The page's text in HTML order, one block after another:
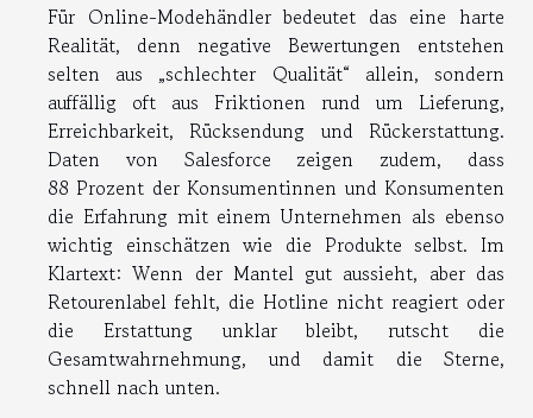
Für Online-Modehändler bedeutet das eine harte
Realität, denn negative Bewertungen entstehen
selten aus „schlechter Qualität“ allein, sondern
auffällig oft aus Friktionen rund um Lieferung,
Erreichbarkeit, Rücksendung und Rückerstattung.
Daten von Salesforce zeigen zudem, dass
88 Prozent der Konsumentinnen und Konsumenten
die Erfahrung mit einem Unternehmen als ebenso
wichtig einschätzen wie die Produkte selbst. Im
Klartext: Wenn der Mantel gut aussieht, aber das
Retourenlabel fehlt, die Hotline nicht reagiert oder
die Erstattung unklar bleibt, rutscht die
Gesamtwahrnehmung, und damit die Sterne,
schnell nach unten.